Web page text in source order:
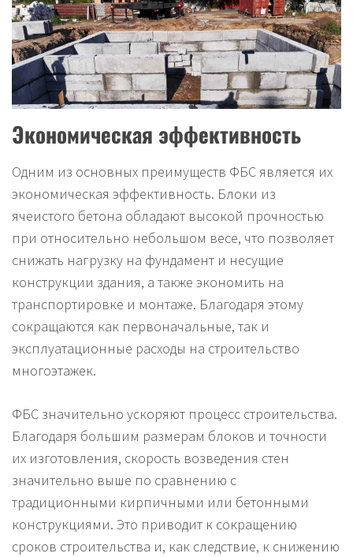
Экономическая эффективность
Одним из основных преимуществ ФБС является их
экономическая эффективность. Блоки из
ячеистого бетона обладают высокой прочностью
при относительно небольшом весе, что позволяет
снижать нагрузку на фундамент и несущие
конструкции здания, а также экономить на
транспортировке и монтаже. Благодаря этому
сокращаются как первоначальные, так и
эксплуатационные расходы на строительство
многоэтажек.
ФБС значительно ускоряют процесс строительства.
Благодаря большим размерам блоков и точности
их изготовления, скорость возведения стен
значительно выше по сравнению с
традиционными кирпичными или бетонными
конструкциями. Это приводит к сокращению
сроков строительства и, как следствие, к снижению